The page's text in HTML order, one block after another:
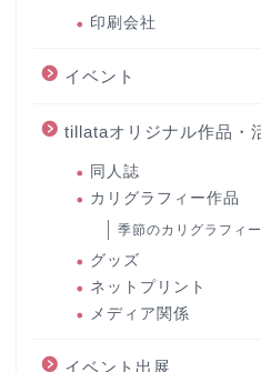
印刷会社
イベント
tillataオリジナル作品・
同人誌
カリグラフィー作品
季節のカリグラフィー
グッズ
ネットプリント
メディア関係
イベント出展